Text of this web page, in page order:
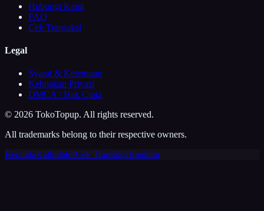
Hubungi Kami
FAQ
Cek Transaksi
Legal
Syarat & Ketentuan
Kebijakan Privasi
DMCA / Hak Cipta
© 2026 TokoTopup. All rights reserved.
All trademarks belong to their respective owners.
BerandaKalkulatorCek TransaksiBantuan